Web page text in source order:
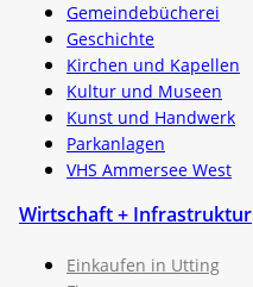
Gemeindebücherei
Geschichte
Kirchen und Kapellen
Kultur und Museen
Kunst und Handwerk
Parkanlagen
VHS Ammersee West
Wirtschaft + Infrastruktur
Einkaufen in Utting